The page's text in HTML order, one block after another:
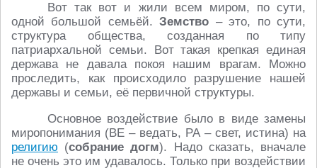
Вот так вот и жили всем миром, по сути,
одной большой семьёй.Земство – это, по сути,
структура общества, созданная по типу
патриархальной семьи. Вот такая крепкая единая
держава не давала покоя нашим врагам. Можно
проследить, как происходило разрушение нашей
державы и семьи, её первичной структуры.
Основное воздействие было в виде замены
миропонимания (ВЕ – ведать, РА – свет, истина) на
религию (собрание догм). Надо сказать, вначале
не очень это им удавалось. Только при воздействии